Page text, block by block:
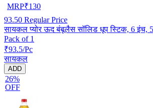
MRP₹130
93.50 Regular Price
सायकल प्योर ऊद बंबूलैस सॉलिड धूप स्टिक, 6 इंच,
Pack of 1
₹93.5/Pc
सायकल
ADD
26%
OFF